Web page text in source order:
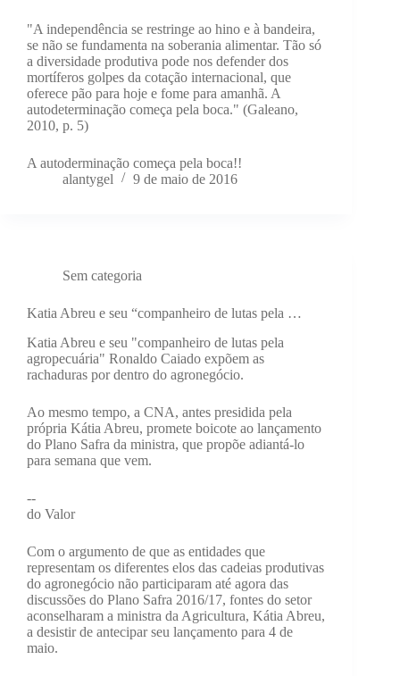
"A independência se restringe ao hino e à bandeira,
se não se fundamenta na soberania alimentar. Tão só
a diversidade produtiva pode nos defender dos
mortíferos golpes da cotação internacional, que
oferece pão para hoje e fome para amanhã. A
autodeterminação começa pela boca." (Galeano,
2010, p. 5)
A autoderminação começa pela boca!!
alantygel
9 de maio de 2016
Sem categoria
Katia Abreu e seu “companheiro de lutas pela …
Katia Abreu e seu "companheiro de lutas pela
agropecuária" Ronaldo Caiado expõem as
rachaduras por dentro do agronegócio.
Ao mesmo tempo, a CNA, antes presidida pela
própria Kátia Abreu, promete boicote ao lançamento
do Plano Safra da ministra, que propõe adiantá-lo
para semana que vem.
--
do Valor
Com o argumento de que as entidades que
representam os diferentes elos das cadeias produtivas
do agronegócio não participaram até agora das
discussões do Plano Safra 2016/17, fontes do setor
aconselharam a ministra da Agricultura, Kátia Abreu,
a desistir de antecipar seu lançamento para 4 de
maio.